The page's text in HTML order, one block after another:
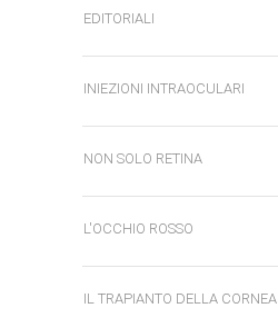
EDITORIALI
INIEZIONI INTRAOCULARI
NON SOLO RETINA
L'OCCHIO ROSSO
IL TRAPIANTO DELLA CORNEA